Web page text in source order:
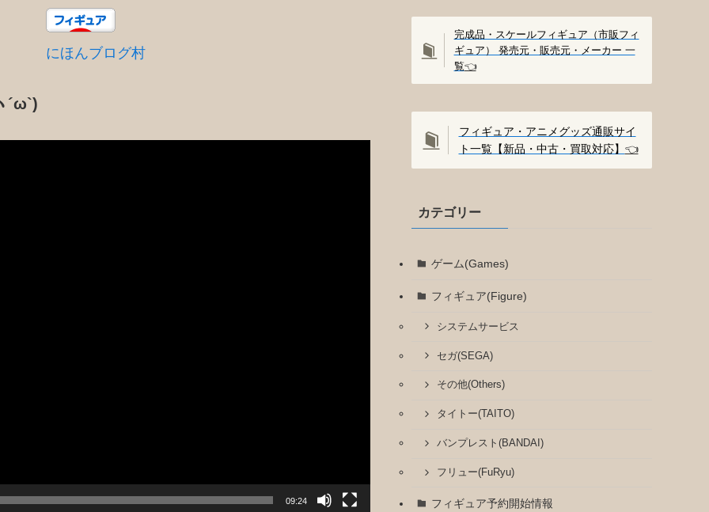
にほんブログ村
´ω`)
09:24
完成品・スケールフィギュア（市販フィ
ギュア） 発売元・販売元・メーカー 一
覧👈️
フィギュア・アニメグッズ通販サイ
ト一覧【新品・中古・買取対応】 👈️
カテゴリー
ゲーム(Games)
フィギュア(Figure)
システムサービス
セガ(SEGA)
その他(Others)
タイトー(TAITO)
バンプレスト(BANDAI)
フリュー(FuRyu)
フィギュア予約開始情報